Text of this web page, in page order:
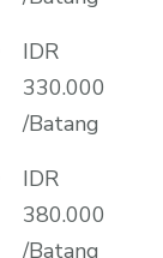
IDR
330.000
/Batang
IDR
380.000
/Batang